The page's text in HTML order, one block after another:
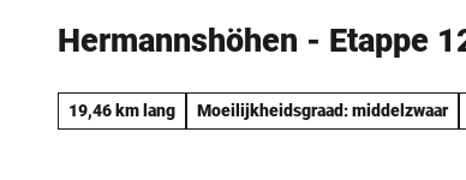
Hermannshöhen - Etappe
19,46 km lang Moeilijkheidsgraad: middelzwaar